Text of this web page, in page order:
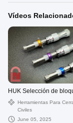
Vídeos
HUK Selección de
Herramientas Para
Civiles
June 05, 2025